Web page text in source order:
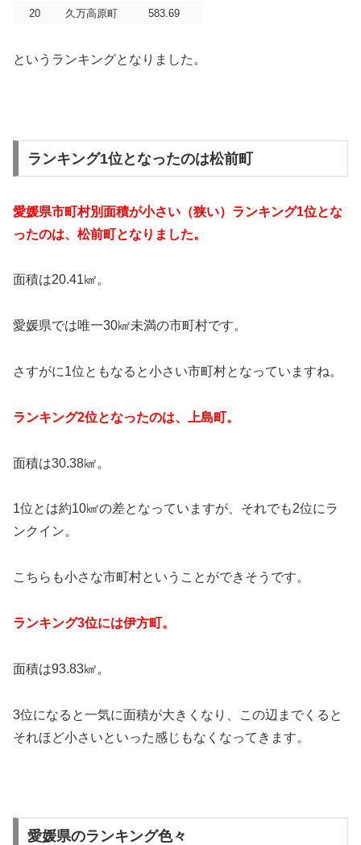
20 久万高原町 583.69
というランキングとなりました。
ランキング1位となったのは松前町
愛媛県市町村別面積が小さい（狭い）ランキング1位とな
ったのは、松前町となりました。
面積は20.41㎢。
愛媛県では唯一30㎢未満の市町村です。
さすがに1位ともなると小さい市町村となっていますね。
ランキング2位となったのは、上島町。
面積は30.38㎢。
1位とは約10㎢の差となっていますが、それでも2位にラ
ンクイン。
こちらも小さな市町村ということができそうです。
ランキング3位には伊方町。
面積は93.83㎢。
3位になると一気に面積が大きくなり、この辺までくると
それほど小さいといった感じもなくなってきます。
愛媛県のランキング色々